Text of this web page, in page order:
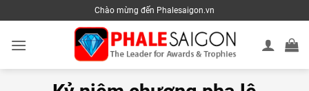
to
content
Chào mừng đến Phalesaigon.vn